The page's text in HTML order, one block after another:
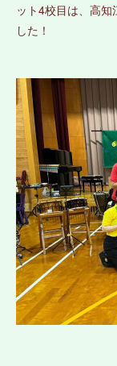
ット4校目は、高
した！